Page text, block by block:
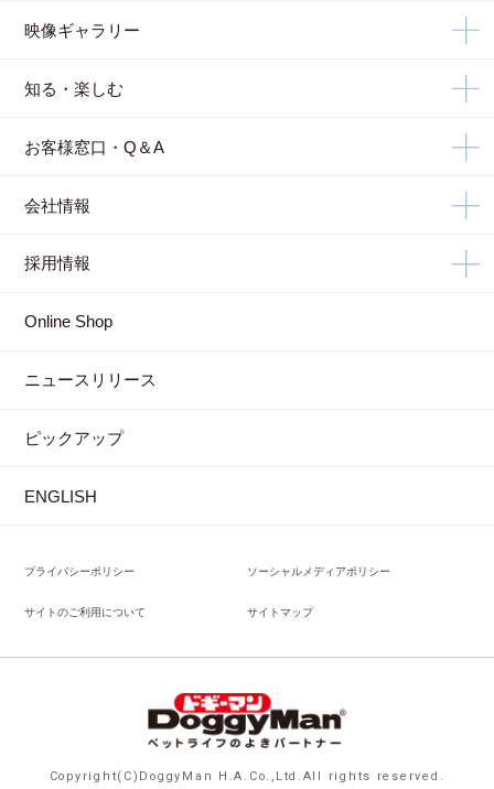
映像ギャラリー
知る・楽しむ
お客様窓口・Q＆A
会社情報
採用情報
Online Shop
ニュースリリース
ピックアップ
ENGLISH
プライバシーポリシー ソーシャルメディアポリシー
サイトのご利用について サイトマップ
Copyright(C)DoggyMan H.A.Co.,Ltd.All rights reserved.